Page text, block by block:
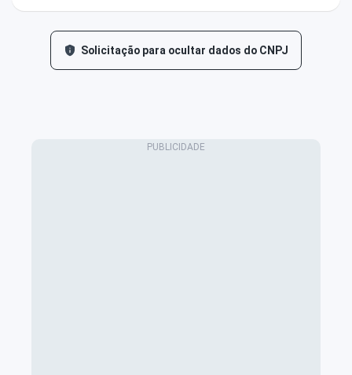
Solicitação para ocultar dados do CNPJ